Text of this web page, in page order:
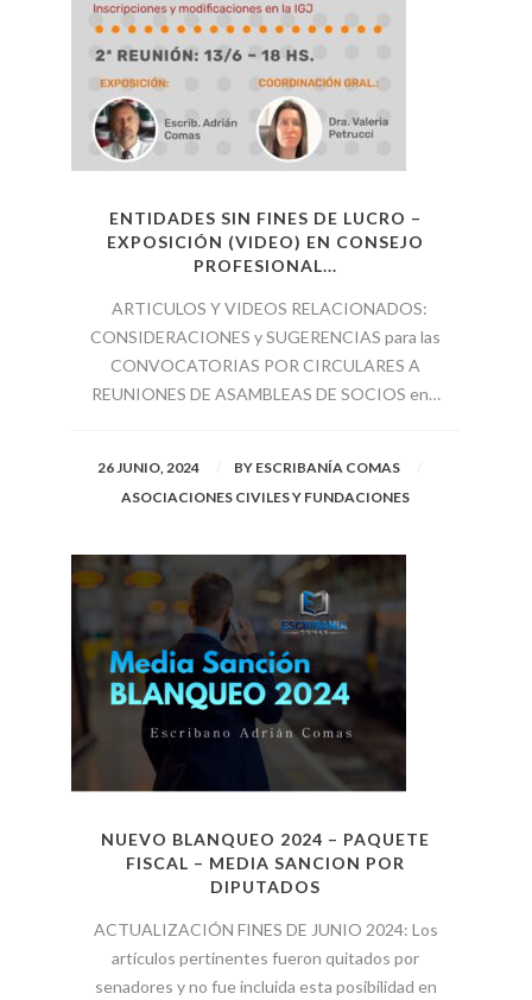
ENTIDADES SIN FINES DE LUCRO –
EXPOSICIÓN (VIDEO) EN CONSEJO
PROFESIONAL...
ARTICULOS Y VIDEOS RELACIONADOS:
CONSIDERACIONES y SUGERENCIAS para las
CONVOCATORIAS POR CIRCULARES A
REUNIONES DE ASAMBLEAS DE SOCIOS en…
26 JUNIO, 2024 BYESCRIBANÍA COMAS
ASOCIACIONES CIVILES Y FUNDACIONES
NUEVO BLANQUEO 2024 – PAQUETE
FISCAL – MEDIA SANCION POR
DIPUTADOS
ACTUALIZACIÓN FINES DE JUNIO 2024: Los
artículos pertinentes fueron quitados por
senadores y no fue incluida esta posibilidad en